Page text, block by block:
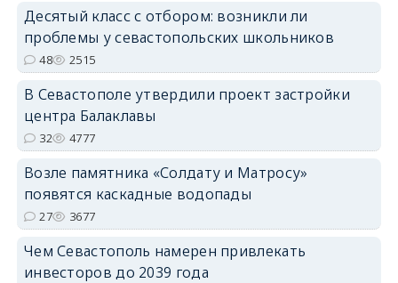
Десятый класс с отбором: возникли ли
проблемы у севастопольских школьников
48 2515
В Севастополе утвердили проект застройки
центра Балаклавы
32 4777
Возле памятника «Солдату и Матросу»
появятся каскадные водопады
27 3677
Чем Севастополь намерен привлекать
инвесторов до 2039 года